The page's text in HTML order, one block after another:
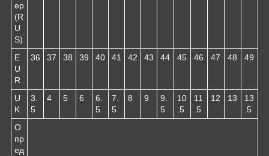
ер
(R
U
S)
E
U
R
36 37 38 39 40 41 42 43 44 45 46 47 48 49
U
K
3.
5
4 5 6
6.
5
7.
5
8 9
9.
5
10
.5
11
.5
12 13
13
.5
О
пр
ед